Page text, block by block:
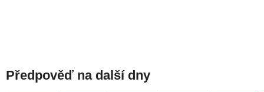
Předpověď na další dny